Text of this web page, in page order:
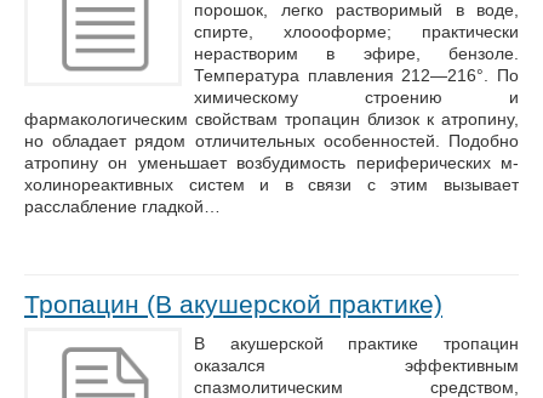
порошок, легко растворимый в воде,
спирте, хлоооформе; практически
нерастворим в эфире, бензоле.
Температура плавления 212—216°. По
химическому строению и
фармакологическим свойствам тропацин близок к атропину,
но обладает рядом отличительных особенностей. Подобно
атропину он уменьшает возбудимость периферических м-
холинореактивных систем и в связи с этим вызывает
расслабление гладкой…
Тропацин (В акушерской практике)
В акушерской практике тропацин
оказался эффективным
спазмолитическим средством,